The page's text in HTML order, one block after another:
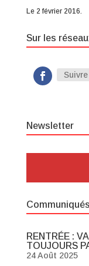
Le 2 février 2016.
Sur les
Suivre
Newsletter
Communiqués
RENTRÉE :
TOUJOURS
24 Août 2025